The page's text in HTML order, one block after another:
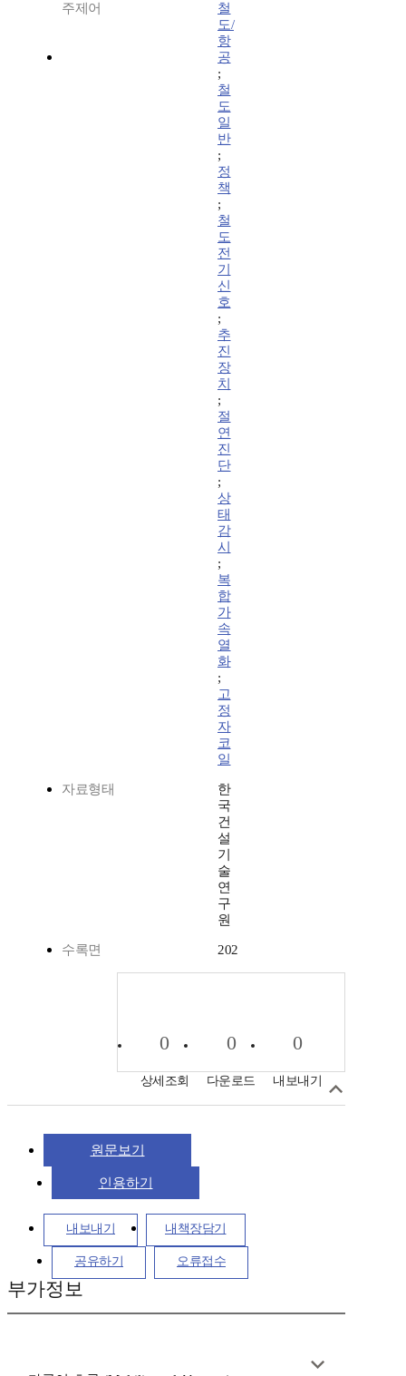
주제어
철
도/
항
공
;
철
도
일
반
;
정
책
;
철
도
전
기
신
호
;
추
진
장
치
;
절
연
진
단
;
상
태
감
시
;
복
합
가
속
열
화
;
고
정
자
코
일
자료형태
한
국
건
설
기
술
연
구
원
수록면 202
0
상세조회
0
다운로드
0
내보내기
원문보기
인용하기
내보내기 내책장담기
공유하기 오류접수
부가정보